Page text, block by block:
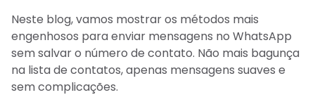
Neste blog, vamos mostrar os métodos mais
engenhosos para enviar mensagens no WhatsApp
sem salvar o número de contato. Não mais bagunça
na lista de contatos, apenas mensagens suaves e
sem complicações.